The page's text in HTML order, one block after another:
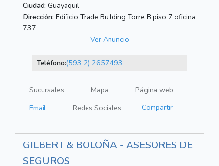
Ciudad: Guayaquil
Dirección: Edificio Trade Building Torre B piso 7 oficina
737
Ver Anuncio
Teléfono:(593 2) 2657493
Sucursales Mapa
Página web
Email
Redes Sociales Compartir
GILBERT & BOLOÑA - ASESORES DE
SEGUROS